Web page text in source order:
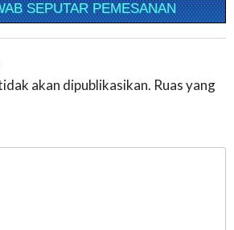
SEPUTAR PEMESANAN
akan dipublikasikan. Ruas yang